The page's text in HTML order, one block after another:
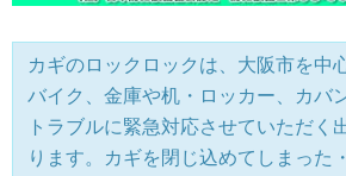
カギのロックロックは、大阪市を中
バイク、金庫や机・ロッカー、カバ
トラブルに緊急対応させていただく
ります。カギを閉じ込めてしまった